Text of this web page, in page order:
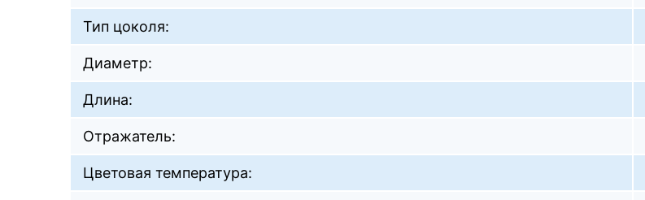
Тип цоколя:
Диаметр:
Длина:
Отражатель:
Цветовая температура: